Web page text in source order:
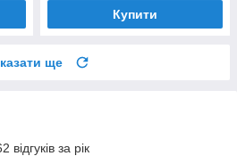
Купити
ще
за рік